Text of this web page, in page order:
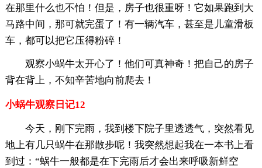
在那里什么也不怕！但是，房子也很重呀！它如果跑到大
马路中间，那可就完蛋了！有一辆汽车，甚至是儿童滑板
车，都可以把它压得粉碎！
观察小蜗牛太开心了！他们可真神奇！把自己的房子
背在背上，不知辛苦地向前爬去！
小蜗牛观察日记12
今天，刚下完雨，我到楼下院子里透透气，突然看见
地上有几只蜗牛在那散步呢！我突然想起我在一本书上看
到过：“蜗牛一般都是在下完雨后才会出来呼吸新鲜空